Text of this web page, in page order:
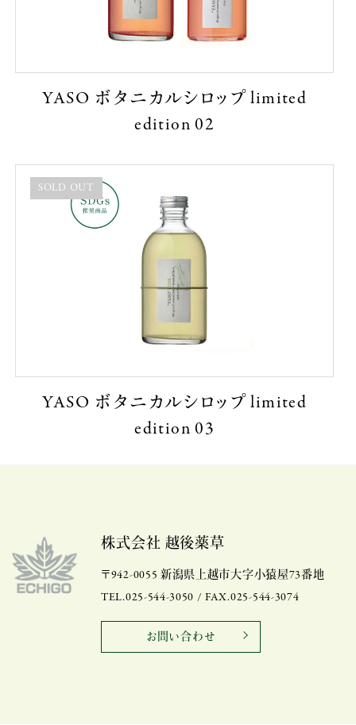
YASO ボタニカルシロップ limited
edition 02
YASO ボタニカルシロップ limited
edition 03
株式会社 越後薬草
〒942-0055 新潟県上越市大字小猿屋73番地
TEL.025-544-3050 / FAX.025-544-3074
お問い合わせ